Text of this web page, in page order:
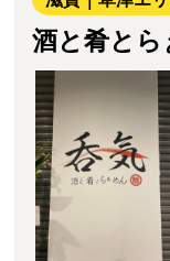
酒と肴とら